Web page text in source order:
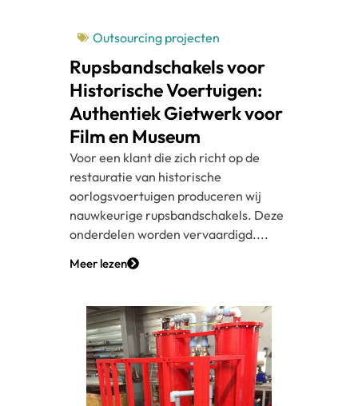
Outsourcing projecten
Rupsbandschakels voor
Historische Voertuigen:
Authentiek Gietwerk voor
Film en Museum
Voor een klant die zich richt op de
restauratie van historische
oorlogsvoertuigen produceren wij
nauwkeurige rupsbandschakels. Deze
onderdelen worden vervaardigd....
Meer lezen